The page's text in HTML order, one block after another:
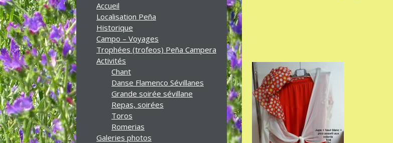
Accueil
Localisation Peña
Historique
Campo – Voyages
Trophées (trofeos) Peña Campera
Activités
Chant
Danse Flamenco Sévillanes
Grande soirée sévillane
Repas, soirées
Toros
Romerias
Galeries photos